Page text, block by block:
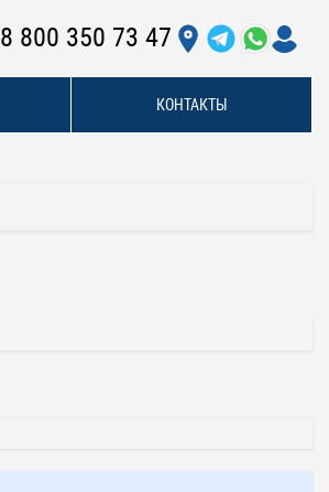
8 800 350 73 47
КОНТАКТЫ